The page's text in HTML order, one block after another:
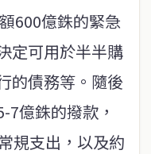
600億銖的緊急
定可用於半半購
的債務等。隨後
7億銖的撥款，
規支出，以及約